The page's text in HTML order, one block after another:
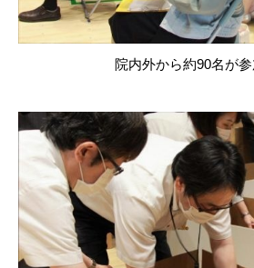
院内外から約90名が